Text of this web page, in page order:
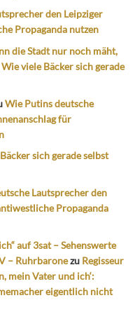
den Leipziger
Propaganda nutzen
die Stadt nur noch mäht,
Wie viele Bäcker sich gerade
Wie Putins deutsche
für
sich gerade selbst
Lautsprecher den
Propaganda
auf 3sat – Sehenswerte
– Ruhrbaronezu Regisseur
mein Vater und ich‘:
eigentlich nicht